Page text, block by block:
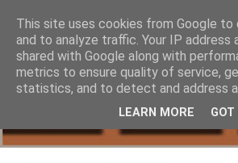
This site uses cookies from Google to
and to analyze traffic. Your IP address
shared with Google along with
metrics to ensure quality of service,
statistics, and to detect and address
LEARN MORE GOT